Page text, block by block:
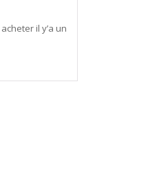
il y’a un